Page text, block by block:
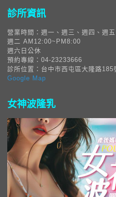
診所資訊
營業時間：週一、週三、週四、週
週二 AM12:00~PM8:00
週六日公休
預約專線：04-23233666
診所位置：台中市西屯區大隆路185
Google Map
女神波隆乳